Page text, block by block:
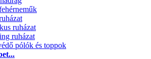
ruházat
ruházat
pólók és toppok